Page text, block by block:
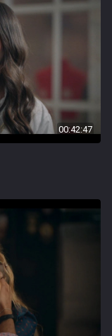
00:42:47